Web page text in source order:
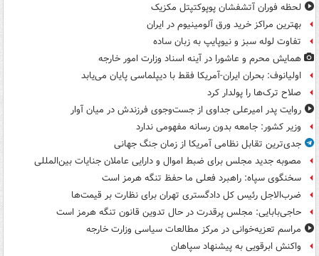
لحظه فوران آتشفشان پوپوکتپتل مکزیک
بهترین مراکز خرید ورق آلومینیوم در ایران
تفاوت لوله سبز و نیوپایپ به زبان ساده
همایش محرم و عاشورا در آینه اسناد وزارت امور خارجه
اولیانوف: بحران ایران-آمریکا فقط با دیپلماسی پایان می‌یابد
صلاح ترک‌ها را پولدار کرد
روایت پدر امیرعلی جداوی از جست‌وجوی فرزندش در میان آوار
وزیر کشور: جامعه بدون رسانه مفهومی ندارد
جدی‌ترین تقابل نظامی آمریکا از زمان جنگ جهانی
مصوبه جدید مجلس برای ضبط اموال و دارایی عاملان جنایات بین‌المللی
سخنگوی سپاه: راهبرد فعلی ما حفظ تنگه هرمز است
ضرب‌الاجل رئیس کل دادگستری تهران برای نظارت بر قیمت‌ها
حاجی‌بابایی: مجلس پرقدرت در حال تدوین قانون تنگه هرمز است
مراسم تعزیه‌خوانی در مرکز مطالعات سیاسی وزارت خارجه
واکنش ابرقویی به پیشنهاد سپاهان